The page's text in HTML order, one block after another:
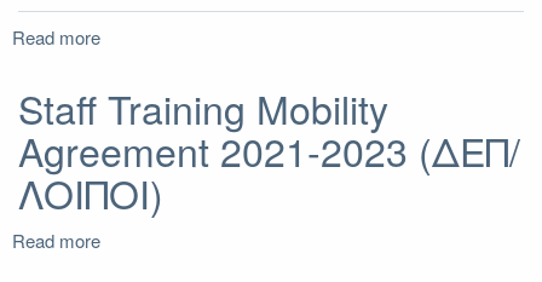
Read more
Εκδήλωσης
Ενδιαφέροντος
για
κινητικότητα
Επιμόρφωσης
Staff Training Mobility
Agreement 2021-2023 (ΔΕΠ/
ΛΟΙΠΟΙ)
Read more